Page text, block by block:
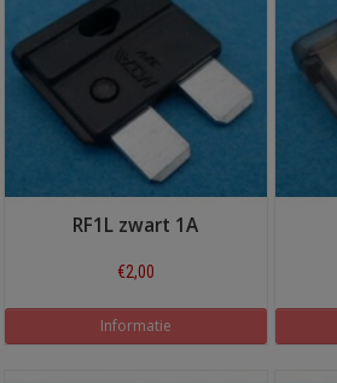
RF1L zwart 1A
€2,00
Informatie